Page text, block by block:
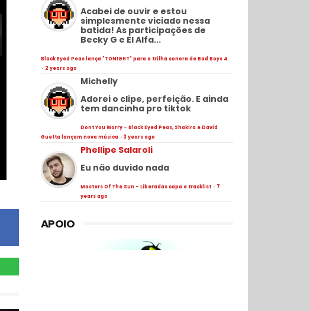
Acabei de ouvir e estou
simplesmente viciado nessa
batida! As participações de
Becky G e El Alfa...
Black Eyed Peas lança "TONIGHT" para a trilha sonora de Bad Boys 4
· 2 years ago
Michelly
Adorei o clipe, perfeição. E ainda
tem dancinha pro tiktok
Dont You Worry - Black Eyed Peas, Shakira e David
Guetta lançam nova música · 3 years ago
Phellipe Salaroli
Eu não duvido nada
Masters Of The Sun - Liberadas capa e tracklist · 7
years ago
APOIO